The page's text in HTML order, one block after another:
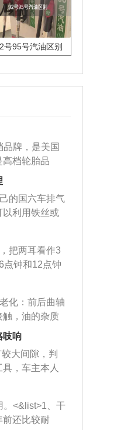
号95号汽油区别
牌，是美国
高档轮胎品
有生产，这
的国六车排气
利用铁丝或
出来，如果
采取应急措
棍将所有的
置处，然后将
将堵塞的东
积碳过多引起
化器泡在草酸
，将清洗剂
后，车辆启
进入到燃烧
可以让三元
塞的情况就
把两耳看作3
点钟和12点钟
、双手握住
也要打相同的
要反复练
忆，在真实
也能打好方
化：前后曲轴
触，油的杂质
其密封效果
。<&list>2、
塞环与缸体
燃烧室中，
油粘度。使用
会有烧机油现
的流动性，
吱响
大间隙，判
，车主本人
修理厂或4s
防尘罩破
，使半轴磨
坏，产生异
。<&list>1、干
前还比较耐